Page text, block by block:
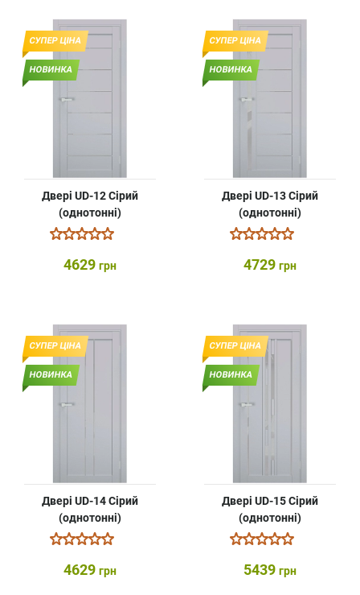
СУПЕР ЦІНА
НОВИНКА
Двері UD-12 Сірий
(однотонні)
4629 грн
СУПЕР ЦІНА
НОВИНКА
Двері UD-13 Сірий
(однотонні)
4729 грн
СУПЕР ЦІНА
НОВИНКА
Двері UD-14 Сірий
(однотонні)
4629 грн
СУПЕР ЦІНА
НОВИНКА
Двері UD-15 Сірий
(однотонні)
5439 грн